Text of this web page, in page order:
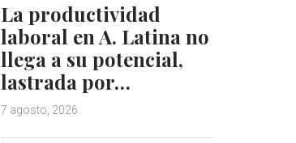
La productividad
laboral en A. Latina no
llega a su potencial,
lastrada por…
7 agosto, 2026